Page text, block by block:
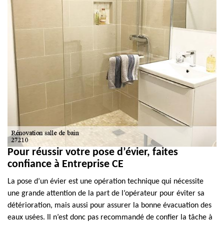
Pour réussir votre pose d’évier, faites
confiance à Entreprise CE
La pose d’un évier est une opération technique qui nécessite
une grande attention de la part de l’opérateur pour éviter sa
détérioration, mais aussi pour assurer la bonne évacuation des
eaux usées. Il n’est donc pas recommandé de confier la tâche à